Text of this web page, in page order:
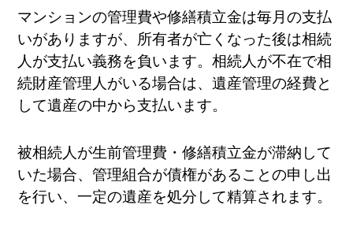
マンションの管理費や修繕積立金は毎月の支払
いがありますが、所有者が亡くなった後は相続
人が支払い義務を負います。相続人が不在で相
続財産管理人がいる場合は、遺産管理の経費と
して遺産の中から支払います。
被相続人が生前管理費・修繕積立金が滞納して
いた場合、管理組合が債権があることの申し出
を行い、一定の遺産を処分して精算されます。